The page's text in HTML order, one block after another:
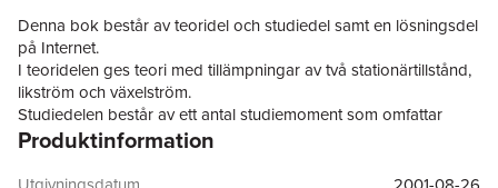
Denna bok består av teoridel och studiedel samt en lösningsdel
på Internet.
I teoridelen ges teori med tillämpningar av två stationärtillstånd,
likström och växelström.
Studiedelen består av ett antal studiemoment som omfattar
nödvändig teori, typexempel med lösningar samt problem med
lösningar i lösningsdelen som finns på bokens hemsida på
Produktinformation